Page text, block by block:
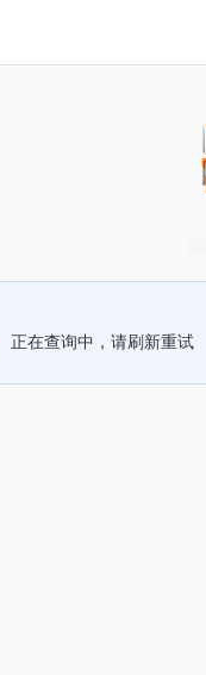
正在查询中，请刷新重试